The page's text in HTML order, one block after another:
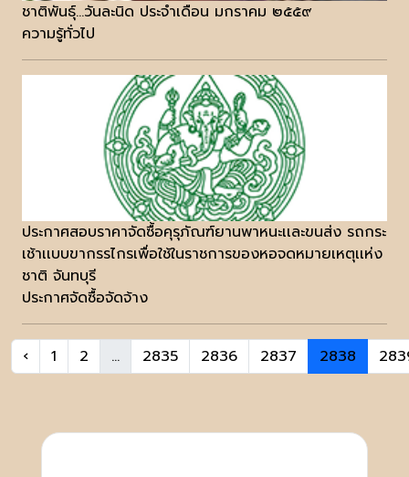
ชาติพันธุ์...วันละนิด ประจำเดือน มกราคม ๒๕๕๙
ความรู้ทั่วไป
ประกาศสอบราคาจัดซื้อคุรุภัณฑ์ยานพาหนะเเละขนส่ง รถกระ
เช้าเเบบขากรรไกรเพื่อใช้ในราชการของหอจดหมายเหตุเเห่ง
ชาติ จันทบุรี
ประกาศจัดซื้อจัดจ้าง
‹ 1 2 ... 2835 2836 2837 2838